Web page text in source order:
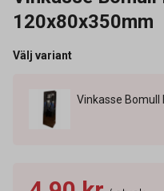
120x80x350mm
Välj variant